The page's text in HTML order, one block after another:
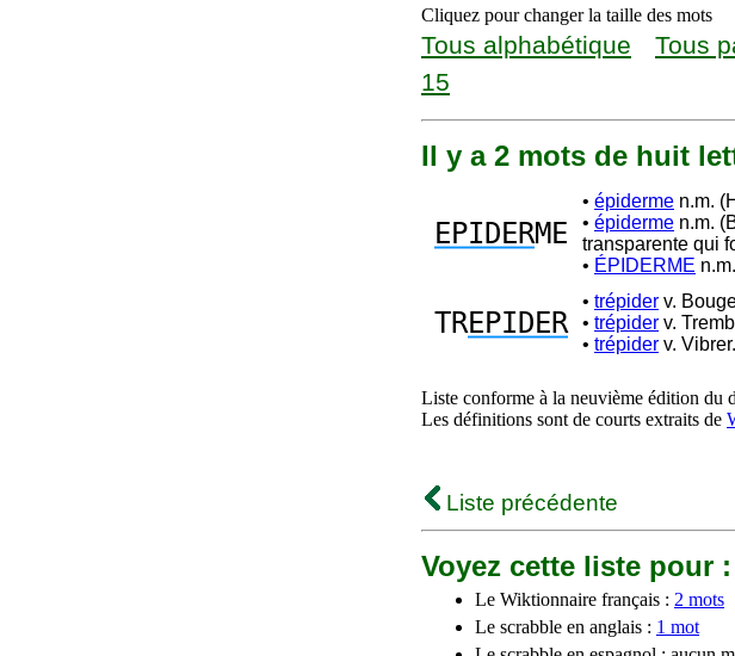
Cliquez pour changer la taille des mots
Tous alphabétique Tous
15
Il y a 2 mots de huit
EPIDERME
• épiderme n.m.
• épiderme n.m.
transparente qui
• ÉPIDERME n.m.
TREPIDER
• trépider v.
• trépider v.
• trépider v. Vibrer.
Liste conforme à la neuvième édition du
Les définitions sont de courts extraits de
Liste précédente
Voyez cette liste pour :
Le Wiktionnaire français : 2 mots
Le scrabble en anglais : 1 mot